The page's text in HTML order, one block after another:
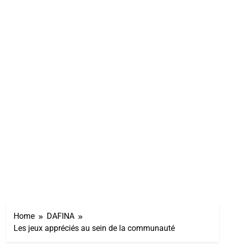
Home
DAFINA
Les jeux appréciés au sein de la communauté